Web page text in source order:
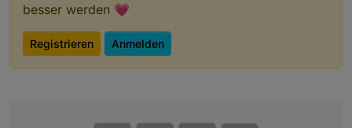
besser werden 💗
Registrieren Anmelden